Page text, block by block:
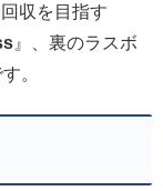
収を目指す
』、裏のラスボ
。